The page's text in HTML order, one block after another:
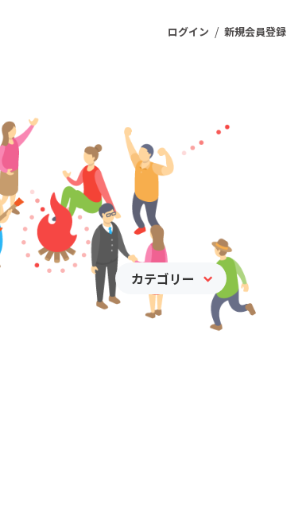
ログイン / 新規会員登録
プロダクト
ファッション
スポーツ
まちづくり・地域活性化
カテゴリー